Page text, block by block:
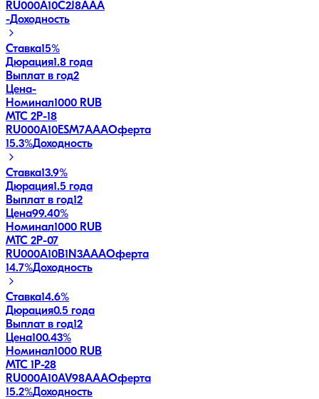
RU000A10C2J8AAA
-Доходность
Ставка15%
Дюрация1.8 года
Выплат в год2
Цена-
Номинал1000 RUB
МТС 2Р-18
RU000A10ESM7AAAОферта
15.3%Доходность
Ставка13.9%
Дюрация1.5 года
Выплат в год12
Цена99.40%
Номинал1000 RUB
МТС 2P-07
RU000A10B1N3AAAОферта
14.7%Доходность
Ставка14.6%
Дюрация0.5 года
Выплат в год12
Цена100.43%
Номинал1000 RUB
МТС 1P-28
RU000A10AV98AAAОферта
15.2%Доходность